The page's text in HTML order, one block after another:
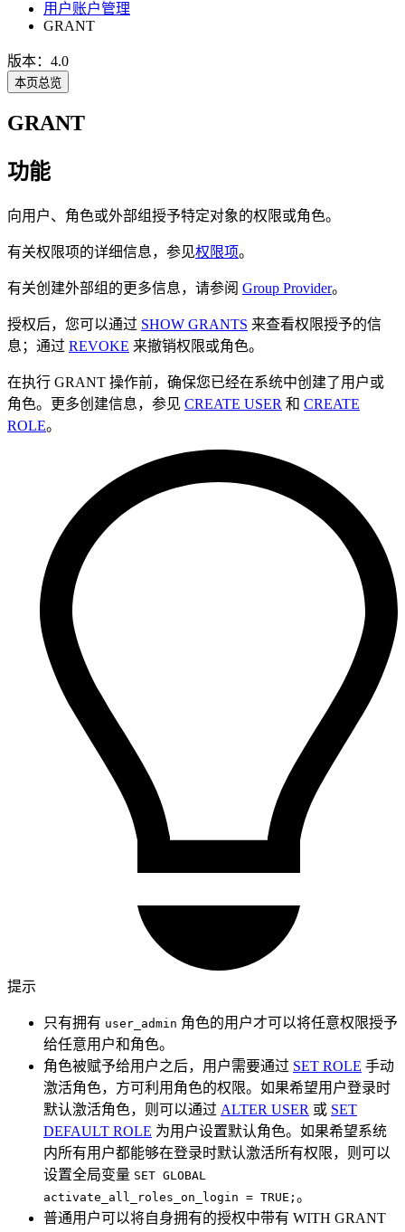
用户账户管理
GRANT
版本：4.0
本页总览
GRANT
功能
向用户、角色或外部组授予特定对象的权限或角色。
有关权限项的详细信息，参见权限项。
有关创建外部组的更多信息，请参阅 Group Provider。
授权后，您可以通过 SHOW GRANTS 来查看权限授予的信
息；通过 REVOKE 来撤销权限或角色。
在执行 GRANT 操作前，确保您已经在系统中创建了用户或
角色。更多创建信息，参见 CREATE USER 和 CREATE
ROLE。
提示
只有拥有 user_admin 角色的用户才可以将任意权限授予
给任意用户和角色。
角色被赋予给用户之后，用户需要通过 SET ROLE 手动
激活角色，方可利用角色的权限。如果希望用户登录时
默认激活角色，则可以通过 ALTER USER 或 SET
DEFAULT ROLE 为用户设置默认角色。如果希望系统
内所有用户都能够在登录时默认激活所有权限，则可以
设置全局变量 SET GLOBAL
activate_all_roles_on_login = TRUE; 。
普通用户可以将自身拥有的授权中带有 WITH GRANT